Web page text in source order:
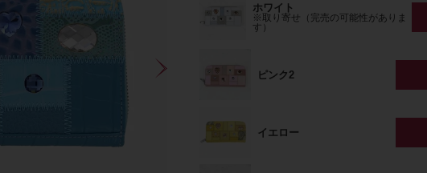
ホワイト
※取り寄せ（完売の可能性がありま
す）
ピンク2
イエロー